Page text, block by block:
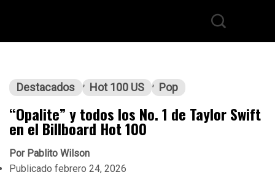
Destacados Hot 100 US Pop
“Opalite” y todos los No. 1 de Taylor Swift
en el Billboard Hot 100
PorPablito Wilson
Publicado febrero 24, 2026